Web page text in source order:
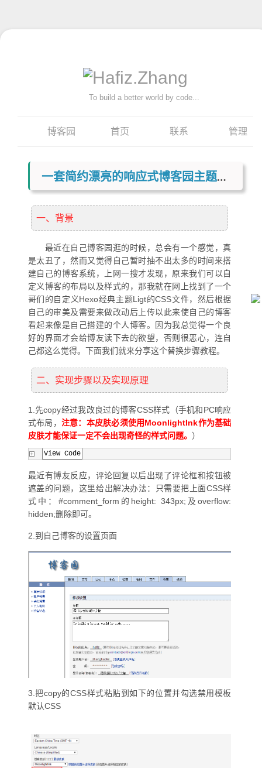
To build a better world by code...
博客园 首页 联系 管理
一套简约漂亮的响应式博客园主题皮肤分享给你们
一、背景
最近在自己博客园逛的时候，总会有一个感觉，真
是太丑了，然而又觉得自己暂时抽不出太多的时间来搭
建自己的博客系统，上网一搜才发现，原来我们可以自
定义博客的布局以及样式的，那我就在网上找到了一个
哥们的自定义Hexo经典主题Ligt的CSS文件，然后根据
自己的审美及需要来做改动后上传以此来使自己的博客
看起来像是自己搭建的个人博客。因为我总觉得一个良
好的界面才会给博友读下去的欲望，否则很恶心，连自
己都这么觉得。下面我们就来分享这个替换步骤教程。
二、实现步骤以及实现原理
1.先copy经过我改良过的博客CSS样式（手机和PC响应
式布局， 注意：本皮肤必须使用MoonlightInk作为基础
皮肤才能保证一定不会出现奇怪的样式问题。 ）
View Code
最近有博友反应，评论回复以后出现了评论框和按钮被
遮盖的问题，这里给出解决办法：只需要把上面CSS样
式中：#comment_form的height: 343px;及overflow:
hidden;删除即可。
2.到自己博客的设置页面
3.把copy的CSS样式粘贴到如下的位置并勾选禁用模板
默认CSS